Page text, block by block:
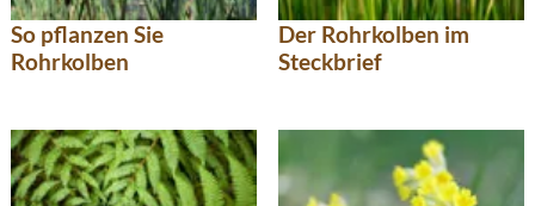
So pflanzen Sie
Rohrkolben
Der Rohrkolben im
Steckbrief